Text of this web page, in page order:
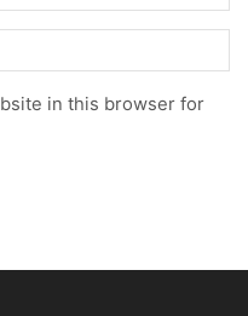
in this browser for